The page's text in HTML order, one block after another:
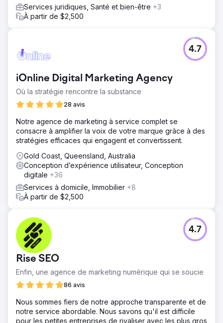
Services juridiques, Santé et bien-être +3
À partir de $2,500
iOnline Digital Marketing Agency
Où la stratégie rencontre la substance
28 avis
4.7
Notre agence de marketing à service complet se
consacre à amplifier la voix de votre marque grâce à des
stratégies efficaces qui engagent et convertissent.
Gold Coast, Queensland, Australia
Conception d’expérience utilisateur, Conception
digitale +36
Services à domicile, Immobilier +8
À partir de $2,500
Rise SEO
Enfin, une agence de marketing numérique qui se soucie
86 avis
4.7
Nous sommes fiers de notre approche transparente et de
notre service abordable. Nous savons qu'il est difficile
pour les petites entreprises de rivaliser avec les plus gros